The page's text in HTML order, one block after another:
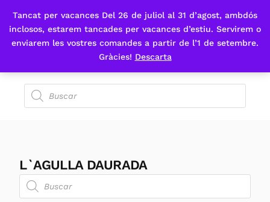
Tancat per vacances Del 26 de juliol al 31 d’agost, ambdós
inclosos, estarem tancades per vacances d’estiu. Servirem o
enviarem les vostres comandes a partir de l’1 de setembre.
Gràcies! Descarta
Fes-te'n sòcia
L`AGULLA DAURADA